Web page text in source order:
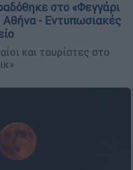
στο «Φεγγάρι
- Εντυπωσιακές
και τουρίστες στο